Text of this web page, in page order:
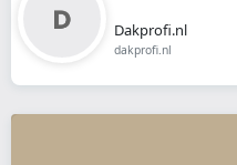
Dakprofi.nl
dakprofi.nl